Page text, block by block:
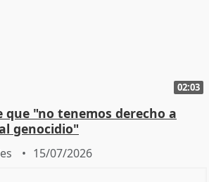
02:03
"no tenemos derecho a
genocidio"
15/07/2026